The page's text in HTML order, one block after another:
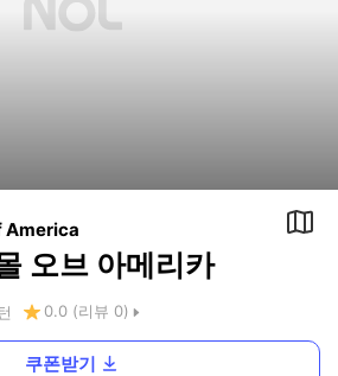
America
오브 아메리카
0.0 (리뷰 0)
쿠폰받기